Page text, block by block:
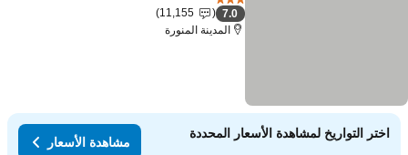
7.0
11,155
المدينة المنورة
اختر التواريخ لمشاهدة الأسعار المحددة
مشاهدة الأسعار